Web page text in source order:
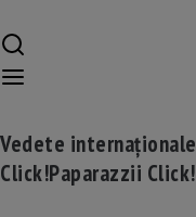
Vedete internaționale
Click!Paparazzii Click!